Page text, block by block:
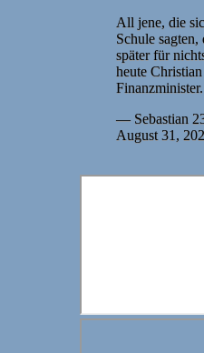
All jene, die
Schule
später für
heute
Finanzminister.
— Sebastian
August 31,